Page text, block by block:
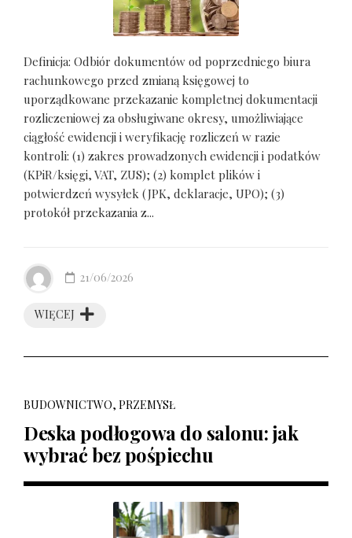
Definicja: Odbiór dokumentów od poprzedniego biura
rachunkowego przed zmianą księgowej to
uporządkowane przekazanie kompletnej dokumentacji
rozliczeniowej za obsługiwane okresy, umożliwiające
ciągłość ewidencji i weryfikację rozliczeń w razie
kontroli: (1) zakres prowadzonych ewidencji i podatków
(KPiR/księgi, VAT, ZUS); (2) komplet plików i
potwierdzeń wysyłek (JPK, deklaracje, UPO); (3)
protokół przekazania z...
WIĘCEJ
21/06/2026
BUDOWNICTWO, PRZEMYSŁ
Deska podłogowa do salonu: jak
wybrać bez pośpiechu